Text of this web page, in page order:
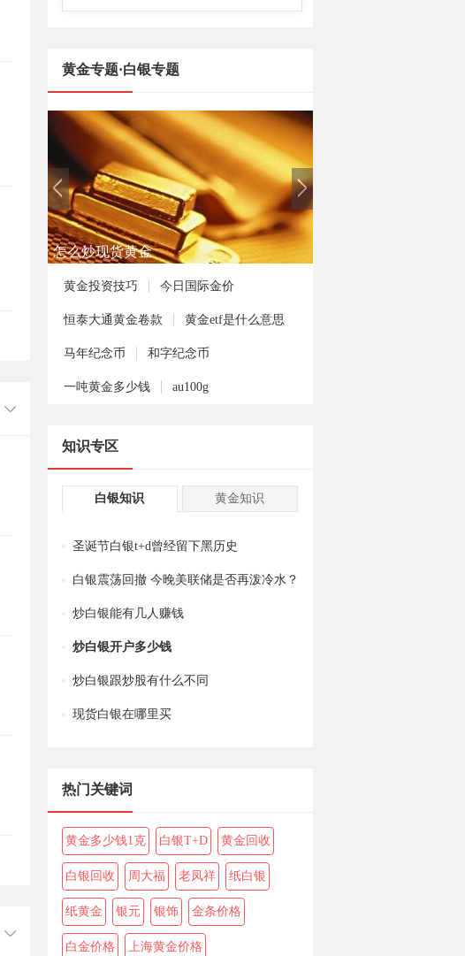
黄金专题·白银专题
如何投资熊猫金币
黄金投资技巧 今日国际金价
恒泰大通黄金卷款 黄金etf是什么意思
马年纪念币 和字纪念币
一吨黄金多少钱 au100g
知识专区
白银知识 黄金知识
圣诞节白银t+d曾经留下黑历史
白银震荡回撤 今晚美联储是否再泼冷水？
炒白银能有几人赚钱
炒白银开户多少钱
炒白银跟炒股有什么不同
现货白银在哪里买
热门关键词
黄金多少钱1克 白银T+D 黄金回收
白银回收 周大福 老凤祥 纸白银
纸黄金 银元 银饰 金条价格
白金价格 上海黄金价格